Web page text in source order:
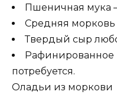
Пшеничная мука
Средняя морковь
Твердый сыр
Рафинированное
потребуется.
Оладьи из моркови